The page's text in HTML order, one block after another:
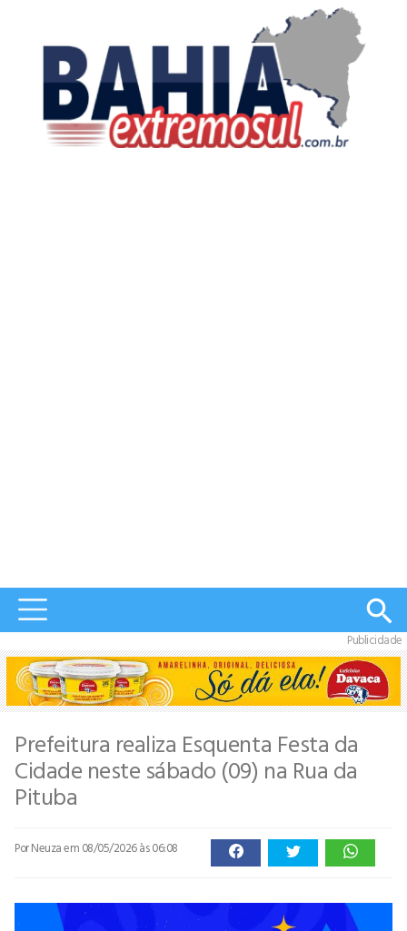
Publicidade
Prefeitura realiza Esquenta Festa da
Cidade neste sábado (09) na Rua da
Pituba
Por Neuzaem 08/05/2026 às 06:08